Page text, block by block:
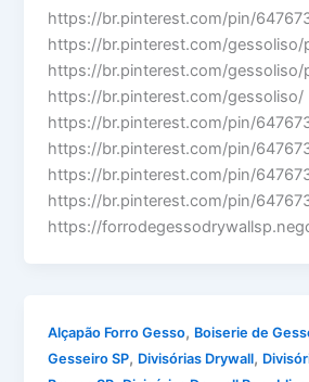
https://br.pinterest.com/pin/
https://br.pinterest.com/
https://br.pinterest.com/gessoliso/
https://br.pinterest.com/gessoliso/
https://br.pinterest.com/pin/
https://br.pinterest.com/pin/
https://br.pinterest.com/pin/
https://br.pinterest.com/pin/
https://
Alçapão Forro Gesso, Boiserie de
Gesseiro SP, Divisórias Drywall,